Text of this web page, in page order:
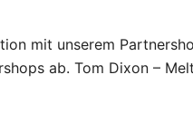
mit unserem
ab. Tom Dixon –